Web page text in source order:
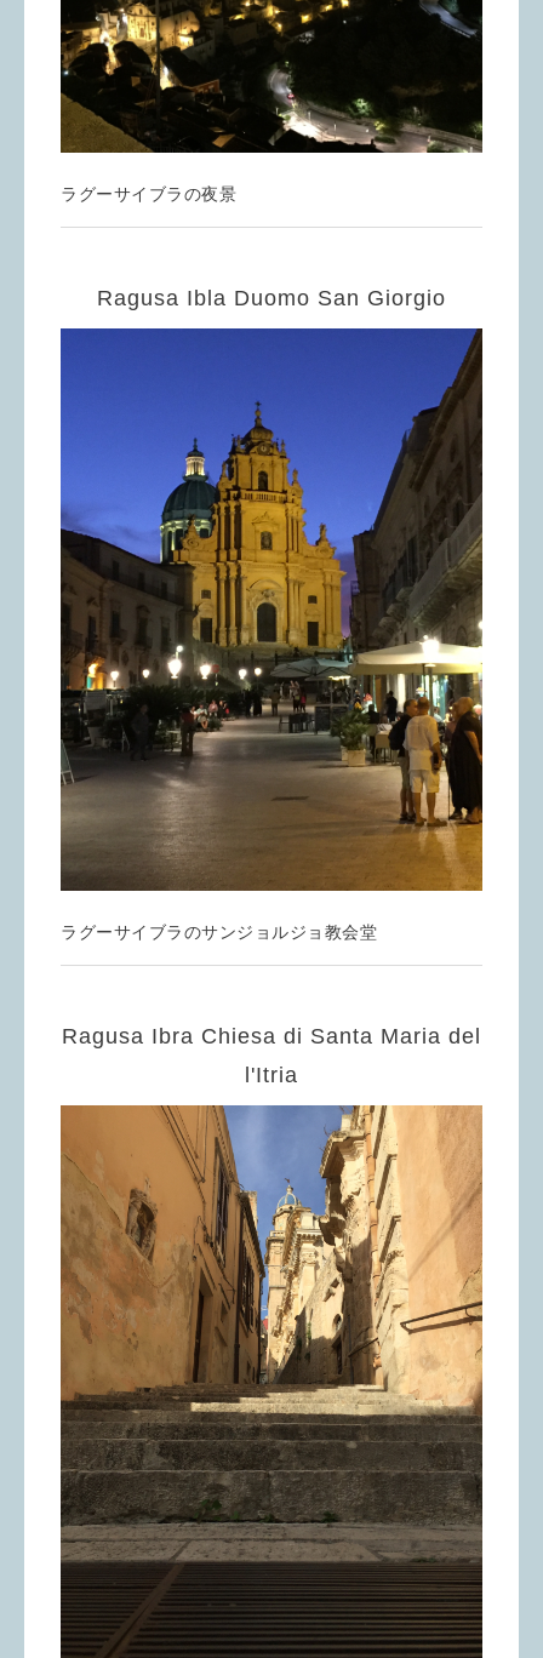
ラグーサイブラの夜景
Ragusa Ibla Duomo San Giorgio
ラグーサイブラのサンジョルジョ教会堂
Ragusa Ibra Chiesa di Santa Maria del
l'Itria